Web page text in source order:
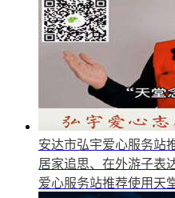
安达市弘宇爱心服务站
居家追思、在外游子表
爱心服务站推荐使用天